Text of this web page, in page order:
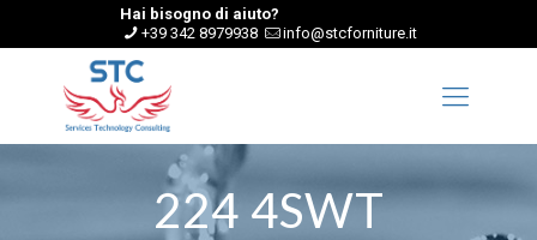
Hai bisogno di aiuto?
+39 342 8979938
info@stcforniture.it
224 4SWT